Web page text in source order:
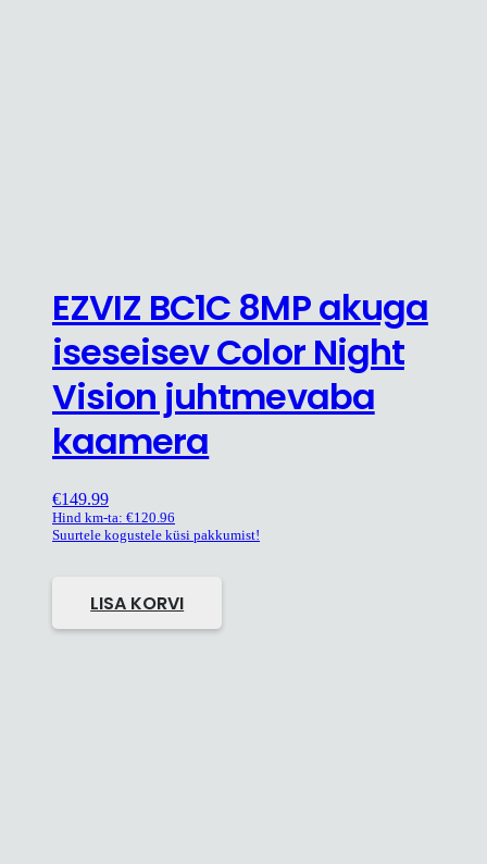
EZVIZ BC1C 8MP akuga
iseseisev Color Night
Vision juhtmevaba
kaamera
€149.99
Hind km-ta: €120.96
Suurtele kogustele küsi pakkumist!
LISA KORVI